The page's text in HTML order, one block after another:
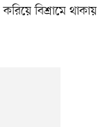
বিশ্রামে থাকায়